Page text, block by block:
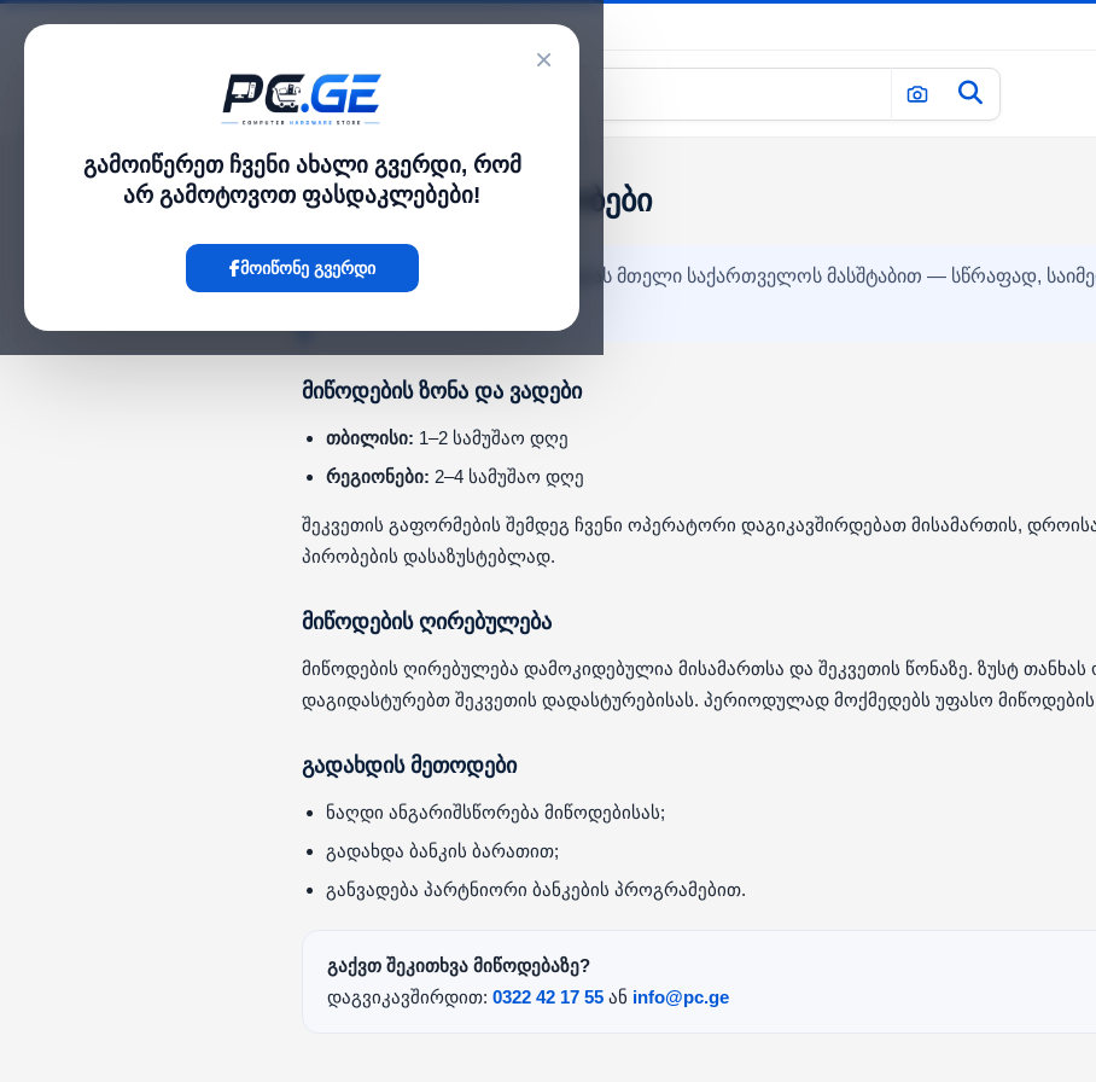
×
გამოიწერეთ ჩვენი ახალი გვერდი, რომ
არ გამოტოვოთ ფასდაკლებები!
მოიწონე გვერდი
კატალოგი
მიწოდების პირობები
pc.ge ახორციელებს მიწოდებას მთელი საქართველოს მასშტაბით — სწრაფად,
მიწოდების ზონა და ვადები
თბილისი: 1–2 სამუშაო დღე
რეგიონები: 2–4 სამუშაო დღე
შეკვეთის გაფორმების შემდეგ ჩვენი ოპერატორი დაგიკავშირდებათ მისამართის,
პირობების დასაზუსტებლად.
მიწოდების ღირებულება
მიწოდების ღირებულება დამოკიდებულია მისამართსა და შეკვეთის წონაზე. ზუსტ
დაგიდასტურებთ შეკვეთის დადასტურებისას. პერიოდულად მოქმედებს უფასო მიწოდების
გადახდის მეთოდები
ნაღდი ანგარიშსწორება მიწოდებისას;
გადახდა ბანკის ბარათით;
განვადება პარტნიორი ბანკების პროგრამებით.
გაქვთ შეკითხვა მიწოდებაზე?
დაგვიკავშირდით: 0322 42 17 55 ან info@pc.ge